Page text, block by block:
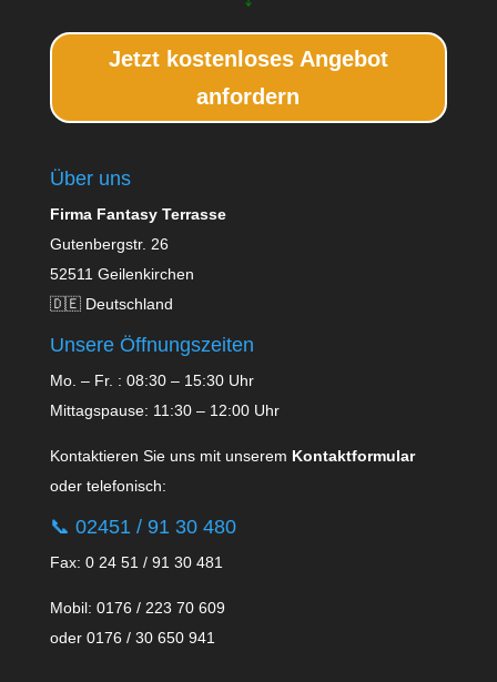
Jetzt kostenloses Angebot
anfordern
Über uns
Firma Fantasy Terrasse
Gutenbergstr. 26
52511 Geilenkirchen
🇩🇪 Deutschland
Unsere Öffnungszeiten
Mo. – Fr. : 08:30 – 15:30 Uhr
Mittagspause: 11:30 – 12:00 Uhr
Kontaktieren Sie uns mit unserem Kontaktformular
oder telefonisch:
📞 02451 / 91 30 480
Fax: 0 24 51 / 91 30 481
Mobil: 0176 / 223 70 609
oder 0176 / 30 650 941